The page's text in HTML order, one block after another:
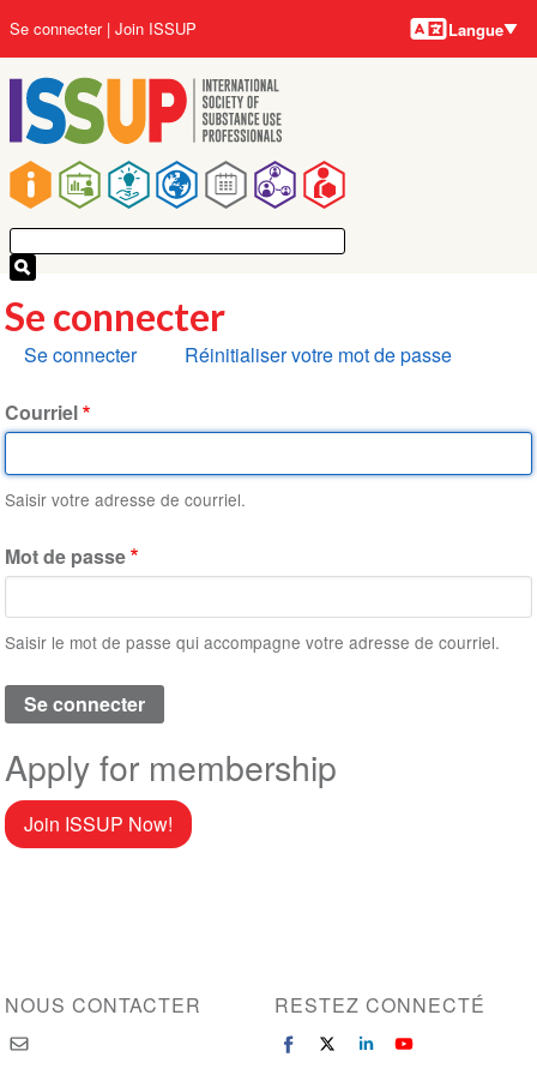
au
contenu
principal
Main
navigation
User
account
menu
Se connecter Join ISSUP Langues
Langue
Se connecter
Onglets
Se connecter Réinitialiser votre mot de passe
Courriel
Saisir votre adresse de courriel.
Mot de passe
Saisir le mot de passe qui accompagne votre adresse de courriel.
Apply for membership
Join ISSUP Now!
NOUS CONTACTER RESTEZ CONNECTÉ